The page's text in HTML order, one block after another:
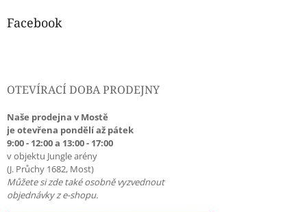
Facebook
OTEVÍRACÍ DOBA PRODEJNY
Naše prodejna v Mostě
je otevřena pondělí až pátek
9:00 - 12:00 a 13:00 - 17:00
v objektu Jungle arény
(J. Průchy 1682, Most)
Můžete si zde také osobně vyzvednout
objednávky z e-shopu.